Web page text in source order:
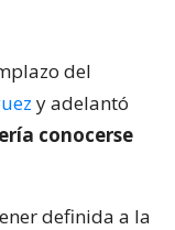
del
y adelantó
conocerse
definida a la